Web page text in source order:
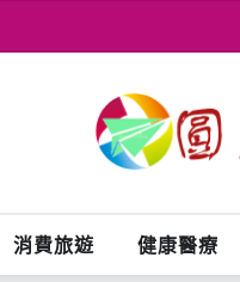
消費旅遊 健康醫療